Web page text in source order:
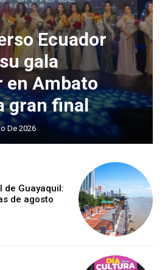
Ecuador
gala
en Ambato
gran final
De 2026
Guayaquil:
de agosto